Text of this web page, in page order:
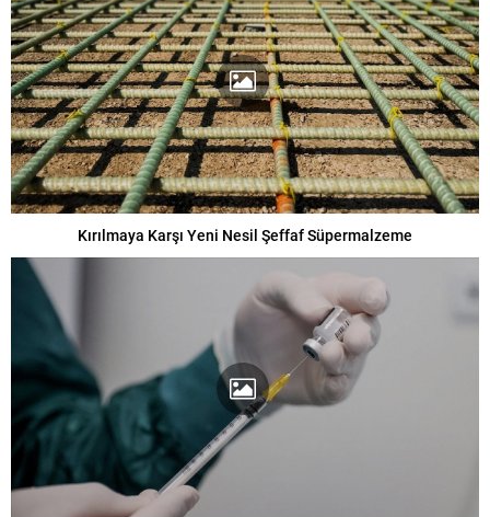
Kırılmaya Karşı Yeni Nesil Şeffaf Süpermalzeme